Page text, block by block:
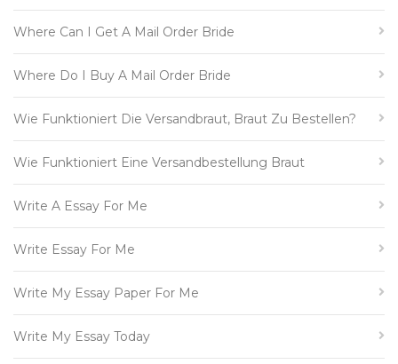
Where Can I Get A Mail Order Bride
Where Do I Buy A Mail Order Bride
Wie Funktioniert Die Versandbraut, Braut Zu Bestellen?
Wie Funktioniert Eine Versandbestellung Braut
Write A Essay For Me
Write Essay For Me
Write My Essay Paper For Me
Write My Essay Today